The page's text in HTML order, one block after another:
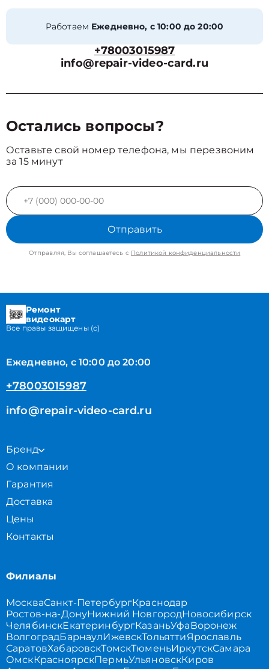
Работаем Ежедневно, с 10:00 до 20:00
+78003015987
info@repair-video-card.ru
Остались вопросы?
Оставьте свой номер телефона, мы перезвоним
за 15 минут
Отправить
Отправляя, Вы соглашаетесь с Политикой конфиденциальности
Ремонт
видеокарт
Все правы защищены (с)
Ежедневно, с 10:00 до 20:00
+78003015987
info@repair-video-card.ru
Бренд
О компании
Гарантия
Доставка
Цены
Контакты
Филиалы
МоскваСанкт-ПетербургКраснодар
Ростов-на-ДонуНижний НовгородНовосибирск
ЧелябинскЕкатеринбургКазаньУфаВоронеж
ВолгоградБарнаулИжевскТольяттиЯрославль
СаратовХабаровскТомскТюменьИркутскСамара
ОмскКрасноярскПермьУльяновскКиров